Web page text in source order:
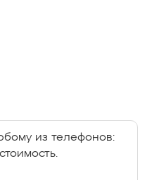
из телефонов: